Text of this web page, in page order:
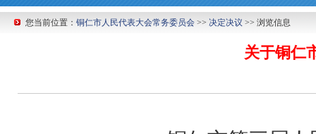
您当前位置： 铜仁市人民代表大会常务委员会 >> 决定决议 >> 浏览信息
关于铜仁